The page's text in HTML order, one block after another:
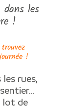
les
!
!
les rues,
lot de